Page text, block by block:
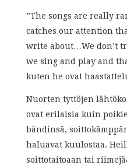
”The songs are really
catches our attention
write about…We don’t
we sing and play and
kuten he ovat
Nuorten tyttöjen
ovat erilaisia kuin
bändinsä,
haluavat kuulostaa.
soittotaitoaan tai